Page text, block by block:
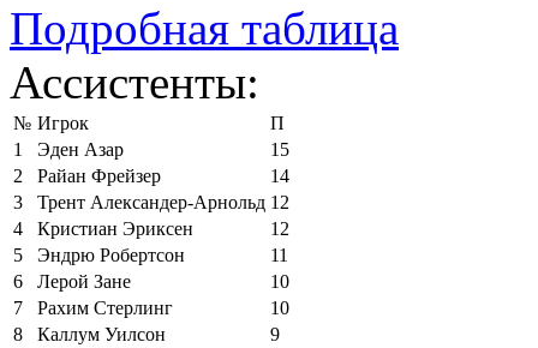
Подробная таблица
Ассистенты:
№ Игрок
П
1
Эден Азар
15
2
Райан Фрейзер
14
3
Трент Александер-Арнольд 12
4
Кристиан Эриксен
12
5
Эндрю Робертсон
11
6
Лерой Зане
10
7
Рахим Стерлинг
10
8
Каллум Уилсон
9